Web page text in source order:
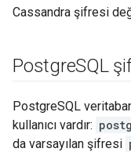
Cassandra şifresi
PostgreSQL
PostgreSQL
kullanıcı vardır:
da varsayılan şifresi